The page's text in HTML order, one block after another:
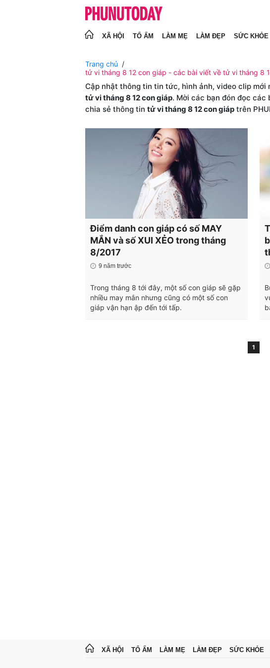
XÃ HỘI TỔ ẤM LÀM MẸ LÀM ĐẸP SỨC KHỎE
Trang chủ
tử vi tháng 8 12 con giáp - các bài viết về tử vi tháng 8
Cập nhật thông tin tin tức, hình ảnh, video clip
tử vi tháng 8 12 con giáp. Mời các bạn đón đọc các
chia sẻ thông tin tử vi tháng 8 12 con giáp trên
Điểm danh con giáp có số MAY
MẮN và số XUI XẺO trong tháng
8/2017
9 năm trước
Trong tháng 8 tới đây, một số con giáp sẽ gặp
nhiều may mắn nhưng cũng có một số con
giáp vận hạn ập đến tới tấp.
1
XÃ HỘI TỔ ẤM LÀM MẸ LÀM ĐẸP SỨC KHỎE